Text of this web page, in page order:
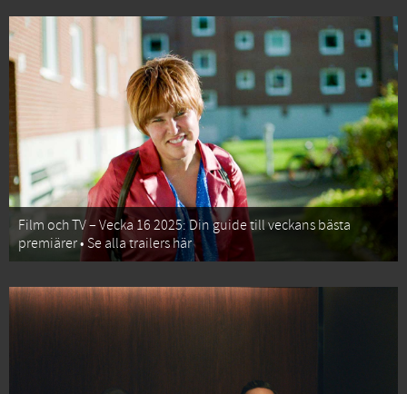
Film och TV – Vecka 16 2025: Din guide till veckans bästa
premiärer • Se alla trailers här